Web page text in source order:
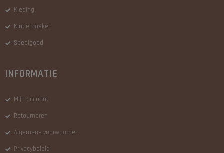
Kleding
Kinderboeken
Speelgoed
INFORMATIE
Mijn account
Retourneren
Algemene voorwaarden
Privacybeleid